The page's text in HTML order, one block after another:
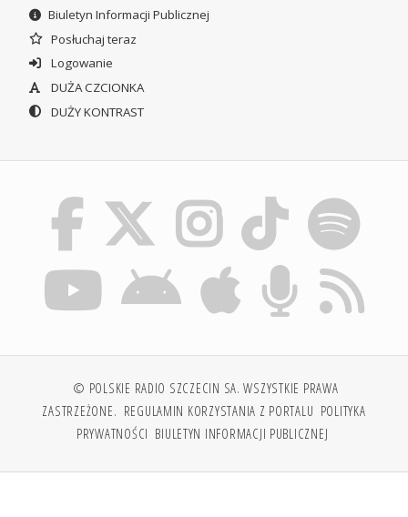
Biuletyn Informacji Publicznej
Posłuchaj teraz
Logowanie
DUŻA CZCIONKA
DUŻY KONTRAST
© POLSKIE RADIO SZCZECIN SA. WSZYSTKIE PRAWA
ZASTRZEŻONE. REGULAMIN KORZYSTANIA Z PORTALU POLITYKA
PRYWATNOŚCI BIULETYN INFORMACJI PUBLICZNEJ